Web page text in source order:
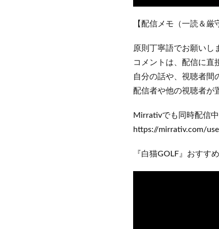
【配信メモ（一読＆厳
原則丁寧語でお願いし
コメントは、配信に直
自分の話や、視聴者間
配信者や他の視聴者が
Mirrativでも同時配信中
https://mirrativ.com/
『白猫GOLF』おすす